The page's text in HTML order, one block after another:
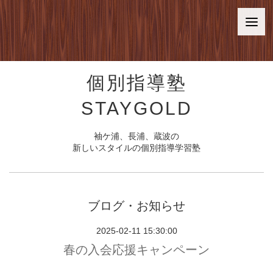
個別指導塾
STAYGOLD
袖ケ浦、長浦、蔵波の
新しいスタイルの個別指導学習塾
ブログ・お知らせ
2025-02-11 15:30:00
春の入会応援キャンペーン